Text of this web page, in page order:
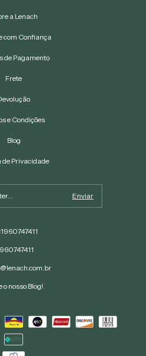
a Lenach
com Confiança
de Pagamento
Frete
e Condições
Blog
de Privacidade
o nosso Blog!